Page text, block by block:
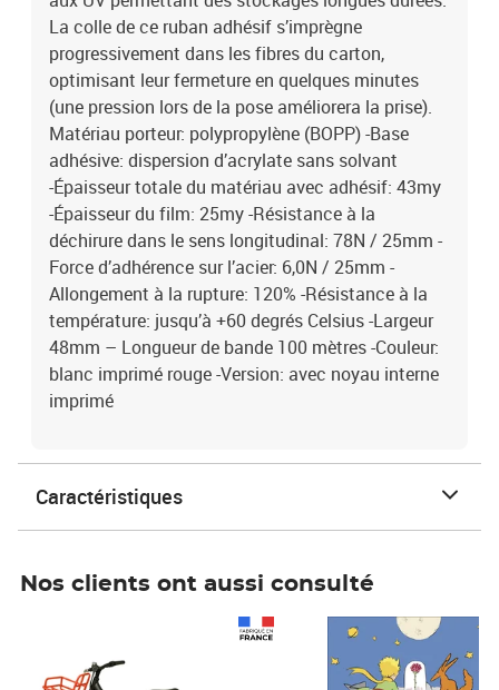
La colle de ce ruban adhésif s’imprègne
progressivement dans les fibres du carton,
optimisant leur fermeture en quelques minutes
(une pression lors de la pose améliorera la prise).
Matériau porteur: polypropylène (BOPP) -Base
adhésive: dispersion d’acrylate sans solvant
-Épaisseur totale du matériau avec adhésif: 43my
-Épaisseur du film: 25my -Résistance à la
déchirure dans le sens longitudinal: 78N / 25mm -
Force d’adhérence sur l’acier: 6,0N / 25mm -
Allongement à la rupture: 120% -Résistance à la
température: jusqu’à +60 degrés Celsius -Largeur
48mm – Longueur de bande 100 mètres -Couleur:
blanc imprimé rouge -Version: avec noyau interne
imprimé
Caractéristiques
Nos clients ont aussi consulté
Prix 7,50€